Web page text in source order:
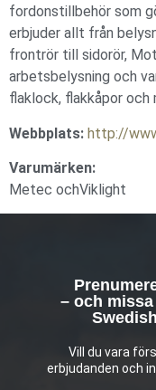
fordonstillbehör som
erbjuder allt från
frontrör till sidorör,
arbetsbelysning och
flaklock, flakkåpor och
Webbplats: http://
Varumärken:
Metec ochViklight
– och
Vill du vara
erbjudanden och